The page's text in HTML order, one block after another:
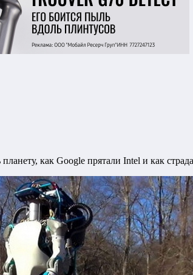
как Google прятали Intel и как